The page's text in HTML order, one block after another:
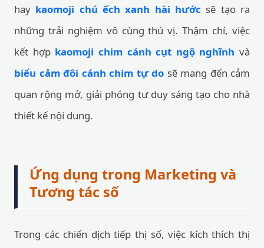
hay kaomoji chú ếch xanh hài hước sẽ tạo ra
những trải nghiệm vô cùng thú vị. Thậm chí, việc
kết hợp kaomoji chim cánh cụt ngộ nghĩnh và
biểu cảm đôi cánh chim tự do sẽ mang đến cảm
quan rộng mở, giải phóng tư duy sáng tạo cho nhà
thiết kế nội dung.
Ứng dụng trong Marketing và
Tương tác số
Trong các chiến dịch tiếp thị số, việc kích thích thị